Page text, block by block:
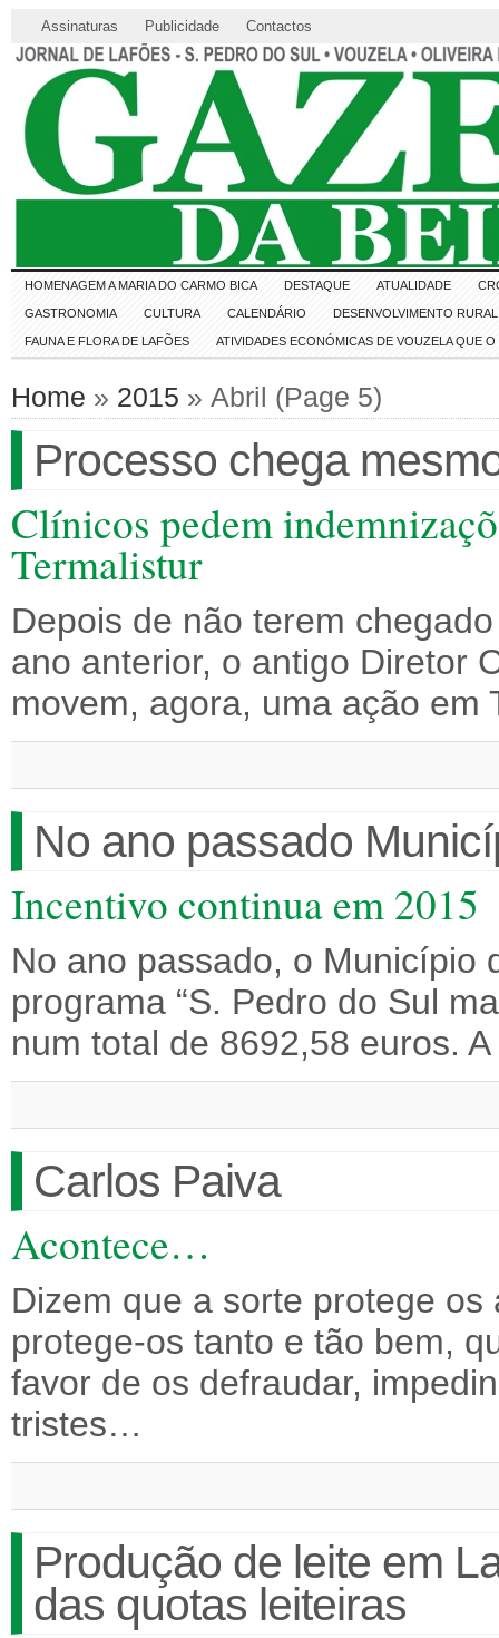
Assinaturas Publicidade Contactos
HOMENAGEM A MARIA DO CARMO BICA DESTAQUE ATUALIDADE
GASTRONOMIA CULTURA CALENDÁRIO DESENVOLVIMENTO RURAL
FAUNA E FLORA DE LAFÕES ATIVIDADES ECONÓMICAS DE VOUZELA QUE
Home » 2015 » Abril (Page 5)
Processo chega
Clínicos pedem
Termalistur
Depois de não terem
ano anterior, o antigo Diretor
movem, agora, uma ação
No ano passado
Incentivo continua em 2015
No ano passado, o Município
programa “S. Pedro do Sul
num total de 8692,58 euros.
Carlos Paiva
Acontece…
Dizem que a sorte protege
protege-os tanto e tão bem,
favor de os defraudar,
tristes…
Produção de leite em
das quotas leiteiras